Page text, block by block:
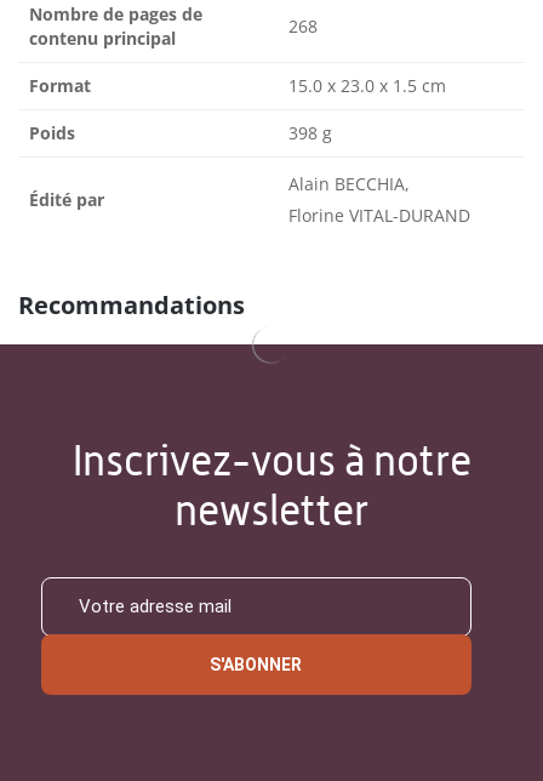
Nombre de pages de
contenu principal
268
Format 15.0 x 23.0 x 1.5 cm
Poids 398 g
Édité par
Alain BECCHIA,
Florine VITAL-DURAND
Recommandations
Inscrivez-vous à notre
newsletter
S'ABONNER